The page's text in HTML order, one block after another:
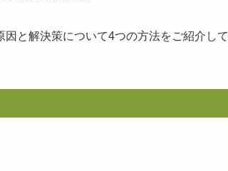
と解決策について4つの方法をご紹介して